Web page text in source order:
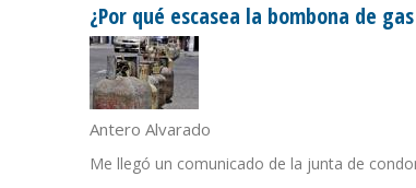
¿Por qué escasea la bombona de
Antero Alvarado
Me llegó un comunicado de la junta de